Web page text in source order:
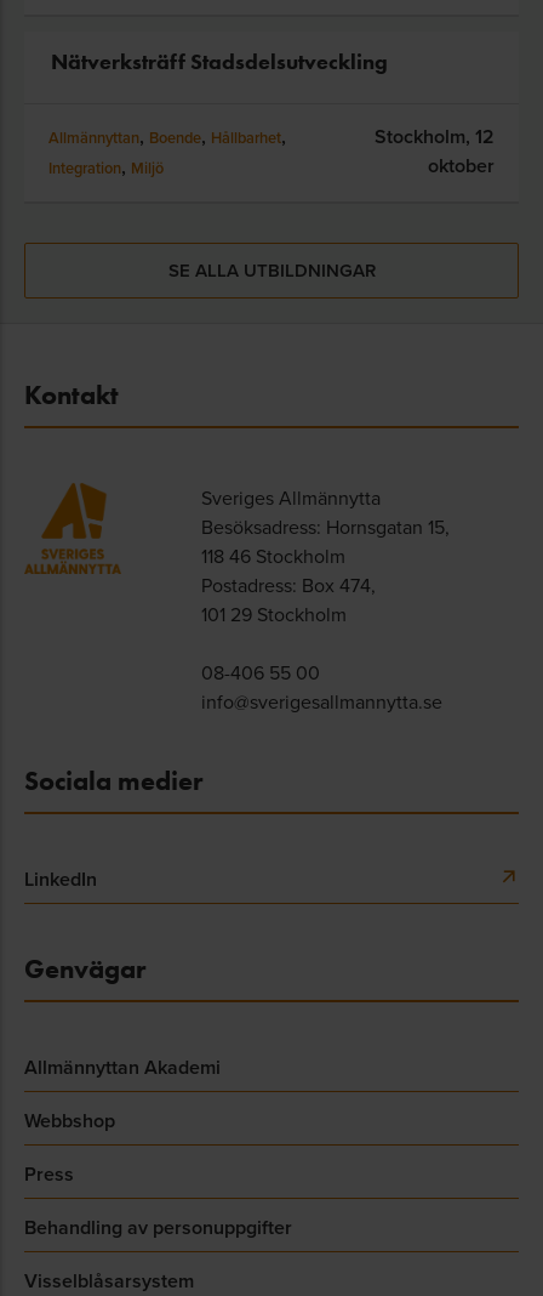
Nätverksträff Stadsdelsutveckling
Allmännyttan, Boende, Hållbarhet,
Integration, Miljö
Stockholm, 12
oktober
SE ALLA UTBILDNINGAR
Kontakt
Sveriges Allmännytta
Besöksadress: Hornsgatan 15,
118 46 Stockholm
Postadress: Box 474,
101 29 Stockholm
08-406 55 00
info@sverigesallmannytta.se
Sociala medier
LinkedIn
Genvägar
Allmännyttan Akademi
Webbshop
Press
Behandling av personuppgifter
Visselblåsarsystem